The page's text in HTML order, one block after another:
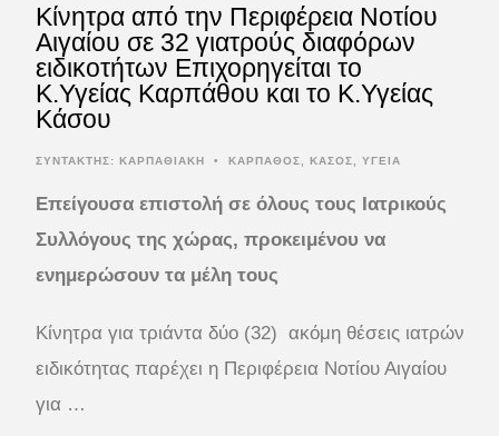
Κίνητρα από την Περιφέρεια Νοτίου
Αιγαίου σε 32 γιατρούς διαφόρων
ειδικοτήτων Επιχορηγείται το
Κ.Υγείας Καρπάθου και το Κ.Υγείας
Κάσου
ΣΥΝΤΆΚΤΗΣ: ΚΑΡΠΑΘΙΑΚΗ • ΚΑΡΠΑΘΟΣ ΚΑΣΟΣ ΥΓΕΙΑ
Επείγουσα επιστολή σε όλους τους Ιατρικούς
Συλλόγους της χώρας, προκειμένου να
ενημερώσουν τα μέλη τους
Κίνητρα για τριάντα δύο (32) ακόμη θέσεις ιατρών
ειδικότητας παρέχει η Περιφέρεια Νοτίου Αιγαίου
για …